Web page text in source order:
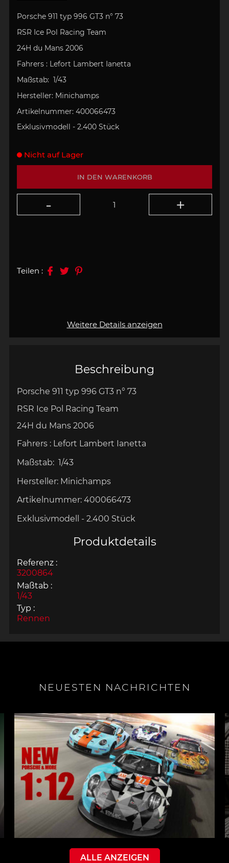
Beschreibung
Porsche 911 typ 996 GT3 n° 73
RSR Ice Pol Racing Team
24H du Mans 2006
Fahrers : Lefort Lambert Ianetta
Maßstab: 1/43
Hersteller: Minichamps
Artikelnummer: 400066473
Exklusivmodell - 2.400 Stück
Produktdetails
Referenz :
3200864
Maßtab :
1/43
Typ :
Rennen
Porsche 911 typ 996 GT3 n° 73
RSR Ice Pol Racing Team
24H du Mans 2006
Fahrers :
Lefort Lambert Ianetta
Maßstab: 1/43
Hersteller: Minichamps
Artikelnummer: 400066473
Exklusivmodell - 2.400 Stück
Weitere Details anzeigen
IN DEN WARENKORB
Nicht auf Lager
Teilen :
NEUESTEN NACHRICHTEN
ALLE ANZEIGEN